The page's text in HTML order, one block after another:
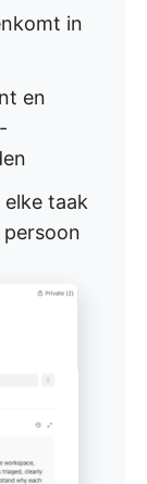
in
en
taak